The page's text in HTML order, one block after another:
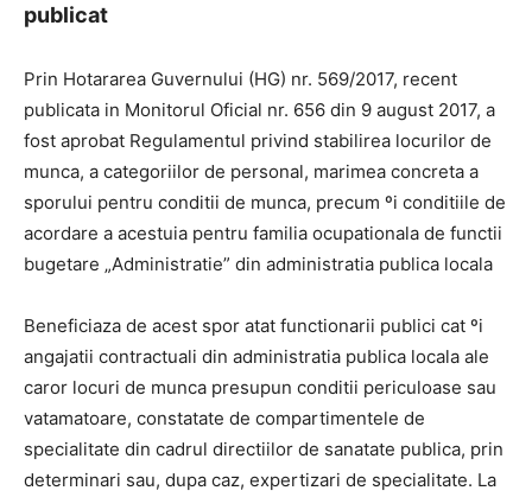
publicat
Prin Hotararea Guvernului (HG) nr. 569/2017, recent
publicata in Monitorul Oficial nr. 656 din 9 august 2017, a
fost aprobat Regulamentul privind stabilirea locurilor de
munca, a categoriilor de personal, marimea concreta a
sporului pentru conditii de munca, precum ºi conditiile de
acordare a acestuia pentru familia ocupationala de functii
bugetare „Administratie” din administratia publica locala
Beneficiaza de acest spor atat functionarii publici cat ºi
angajatii contractuali din administratia publica locala ale
caror locuri de munca presupun conditii periculoase sau
vatamatoare, constatate de compartimentele de
specialitate din cadrul directiilor de sanatate publica, prin
determinari sau, dupa caz, expertizari de specialitate. La